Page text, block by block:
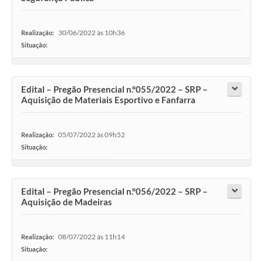
Realização: 30/06/2022 às 10h36
Situação:
Edital – Pregão Presencial n.°055/2022 – SRP –
Aquisição de Materiais Esportivo e Fanfarra
Realização: 05/07/2022 às 09h52
Situação:
Edital – Pregão Presencial n.°056/2022 – SRP –
Aquisição de Madeiras
Realização: 08/07/2022 às 11h14
Situação: